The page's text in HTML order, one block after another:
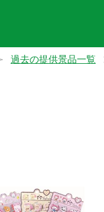
過去の提供景品一覧